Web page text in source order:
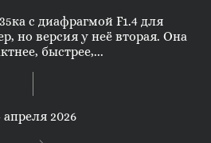
с диафрагмой F1.4 для
но версия у неё вторая. Она
быстрее,...
апреля 2026